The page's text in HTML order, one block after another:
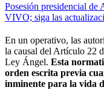
Posesión presidencial de
VIVO; siga las
En un operativo, las
la causal del Artículo 22
Ley Ángel. Esta
orden escrita previa
inminente para la vida